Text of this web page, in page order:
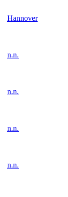
Hannover
n.n.
n.n.
n.n.
n.n.